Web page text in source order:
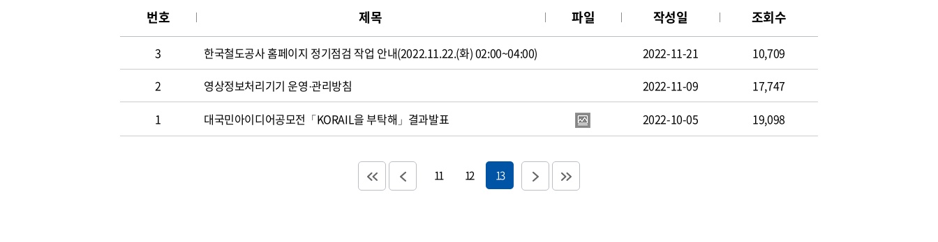
번호 제목 파일 작성일 조회수
3 한국철도공사 홈페이지 정기점검 작업 안내(2022.11.22.(화) 02:00~04:00) 2022-11-21
10,709
2
영상정보처리기기 운영·관리방침 2022-11-09
17,747
1
대국민아이디어공모전「KORAIL을 부탁해」결과발표 2022-10-05 19,098
11 12 13